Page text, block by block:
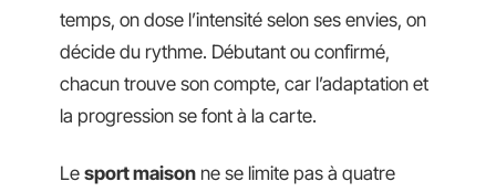
temps, on dose l’intensité selon ses envies, on
décide du rythme. Débutant ou confirmé,
chacun trouve son compte, car l’adaptation et
la progression se font à la carte.
Le sport maison ne se limite pas à quatre